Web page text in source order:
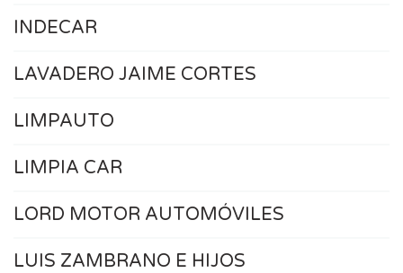
INDECAR
LAVADERO JAIME CORTES
LIMPAUTO
LIMPIA CAR
LORD MOTOR AUTOMÓVILES
LUIS ZAMBRANO E HIJOS